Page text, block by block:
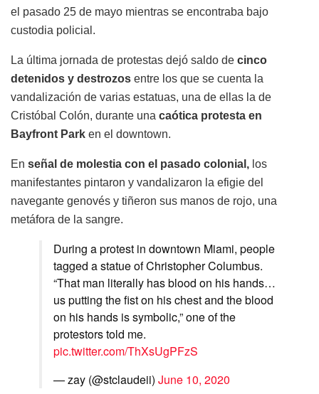
el pasado 25 de mayo mientras se encontraba bajo
custodia policial.
La última jornada de protestas dejó saldo de cinco
detenidos y destrozos entre los que se cuenta la
vandalización de varias estatuas, una de ellas la de
Cristóbal Colón, durante una caótica protesta en
Bayfront Park en el downtown.
En señal de molestia con el pasado colonial, los
manifestantes pintaron y vandalizaron la efigie del
navegante genovés y tiñeron sus manos de rojo, una
metáfora de la sangre.
During a protest in downtown Miami, people
tagged a statue of Christopher Columbus.
“That man literally has blood on his hands…
us putting the fist on his chest and the blood
on his hands is symbolic,” one of the
protestors told me.
pic.twitter.com/ThXsUgPFzS
— zay (@stclaudeii) June 10, 2020